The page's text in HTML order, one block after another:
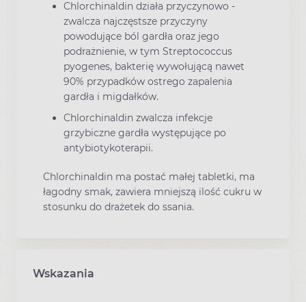
Chlorchinaldin działa przyczynowo -
zwalcza najczęstsze przyczyny
powodujące ból gardła oraz jego
podrażnienie, w tym Streptococcus
pyogenes, bakterię wywołującą nawet
90% przypadków ostrego zapalenia
gardła i migdałków.
Chlorchinaldin zwalcza infekcje
grzybiczne gardła występujące po
antybiotykoterapii.
Chlorchinaldin ma postać małej tabletki, ma
łagodny smak, zawiera mniejszą ilość cukru w
stosunku do drażetek do ssania.
Wskazania